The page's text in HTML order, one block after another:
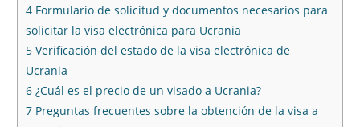
4 Formulario de solicitud y documentos necesarios para
solicitar la visa electrónica para Ucrania
5 Verificación del estado de la visa electrónica de
Ucrania
6 ¿Cuál es el precio de un visado a Ucrania?
7 Preguntas frecuentes sobre la obtención de la visa a